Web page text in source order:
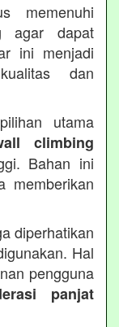
memenuhi
agar dapat
ini menjadi
dan
utama
climbing
Bahan ini
memberikan
diperhatikan
Hal
pengguna
panjat